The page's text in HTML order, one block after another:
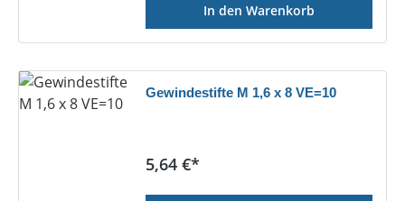
In den Warenkorb
Gewindestifte M 1,6 x 8 VE=10
Regulärer Preis:
5,64 €*